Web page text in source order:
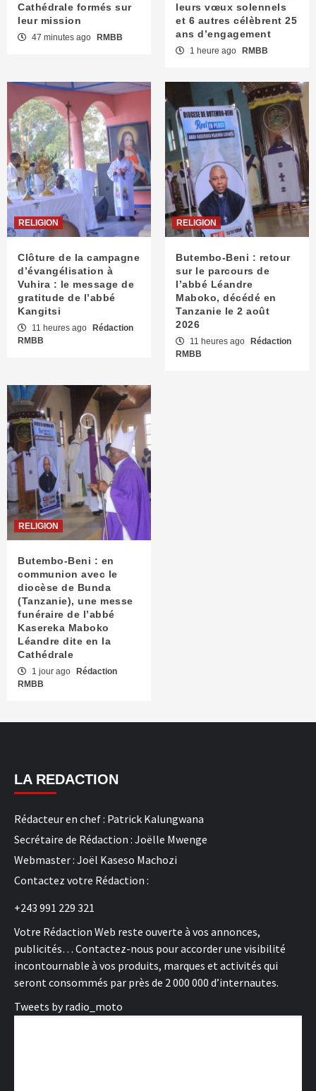
Cathédrale formés sur
leur mission
47 minutes ago RMBB
leurs vœux solennels
et 6 autres célèbrent 25
ans d’engagement
1 heure ago RMBB
RELIGION
Clôture de la campagne
d’évangélisation à
Vuhira : le message de
gratitude de l’abbé
Kangitsi
11 heures ago
Rédaction
RMBB
RELIGION
Butembo-Beni : retour
sur le parcours de
l’abbé Léandre
Maboko, décédé en
Tanzanie le 2 août
2026
11 heures ago
Rédaction
RMBB
RELIGION
Butembo-Beni : en
communion avec le
diocèse de Bunda
(Tanzanie), une messe
funéraire de l’abbé
Kasereka Maboko
Léandre dite en la
Cathédrale
1 jour ago
Rédaction
RMBB
LA REDACTION
Rédacteur en chef : Patrick Kalungwana
Secrétaire de Rédaction : Joëlle Mwenge
Webmaster : Joël Kaseso Machozi
Contactez votre Rédaction :
+243 991 229 321
Votre Rédaction Web reste ouverte à vos annonces,
publicités… Contactez-nous pour accorder une visibilité
incontournable à vos produits, marques et activités qui
seront consommés par près de 2 000 000 d’internautes.
Tweets by radio_moto